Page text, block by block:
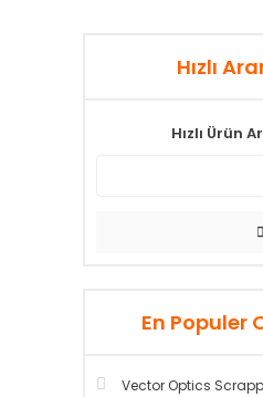
Hızlı
Hızlı Ürün
En Populer
Vector Optics